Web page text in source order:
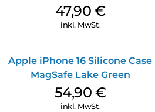
47,90 €
inkl. MwSt.
Apple iPhone 16 Silicone Case
MagSafe Lake Green
54,90 €
inkl. MwSt.